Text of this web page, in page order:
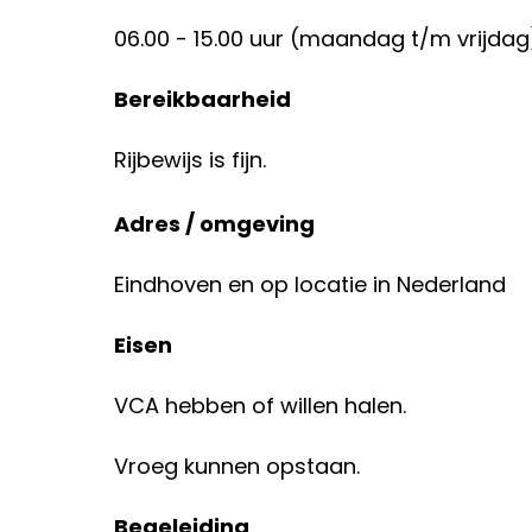
06.00 - 15.00 uur (maandag t/m
Bereikbaarheid
Rijbewijs is fijn.
Adres / omgeving
Eindhoven en op locatie in Nederland
Eisen
VCA hebben of willen halen.
Vroeg kunnen opstaan.